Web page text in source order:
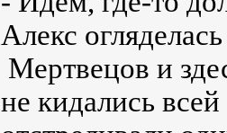
Алекс
Мертвецов и
не кидались